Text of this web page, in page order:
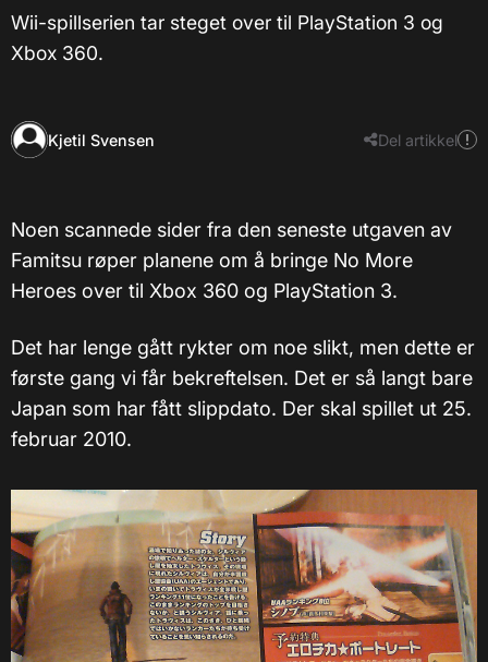
Wii-spillserien tar steget over til PlayStation 3 og
Xbox 360.
Kjetil Svensen Del artikkel
Noen scannede sider fra den seneste utgaven av
Famitsu røper planene om å bringe No More
Heroes over til Xbox 360 og PlayStation 3.
Det har lenge gått rykter om noe slikt, men dette er
første gang vi får bekreftelsen. Det er så langt bare
Japan som har fått slippdato. Der skal spillet ut 25.
februar 2010.